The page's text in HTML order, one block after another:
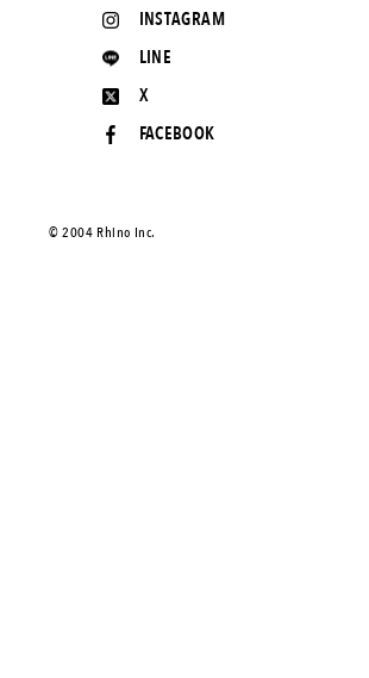
INSTAGRAM
LINE
X
FACEBOOK
©️ 2004 Rhino Inc.